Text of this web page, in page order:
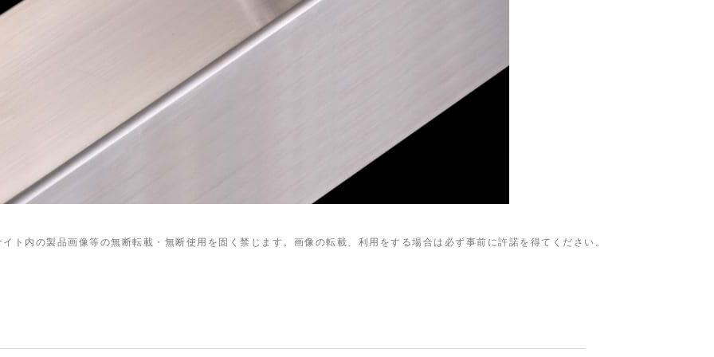
ト内の製品画像等の無断転載・無断使用を固く禁じます。画像の転載、利用をする場合は必ず事前に許諾を得てください。